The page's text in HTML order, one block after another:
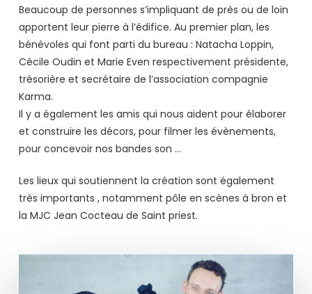
Beaucoup de personnes s’impliquant de près ou de loin
apportent leur pierre à l’édifice. Au premier plan, les
bénévoles qui font parti du bureau : Natacha Loppin,
Cécile Oudin et Marie Even respectivement présidente,
trésorière et secrétaire de l’association compagnie
Karma.
Il y a également les amis qui nous aident pour élaborer
et construire les décors, pour filmer les évènements,
pour concevoir nos bandes son …
Les lieux qui soutiennent la création sont également
très importants , notamment pôle en scènes à bron et
la MJC Jean Cocteau de Saint priest.